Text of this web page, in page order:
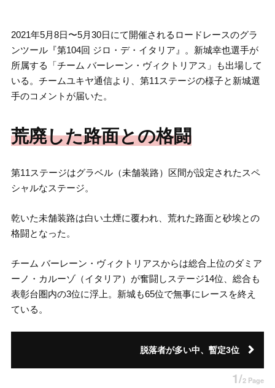
2021年5月8日〜5月30日にて開催されるロードレースのグラ
ンツール『第104回 ジロ・デ・イタリア』。新城幸也選手が
所属する「チーム バーレーン・ヴィクトリアス」も出場して
いる。チームユキヤ通信より、第11ステージの様子と新城選
手のコメントが届いた。
荒廃した路面との格闘
第11ステージはグラベル（未舗装路）区間が設定されたスペ
シャルなステージ。
乾いた未舗装路は白い土煙に覆われ、荒れた路面と砂埃との
格闘となった。
チーム バーレーン・ヴィクトリアスからは総合上位のダミア
ーノ・カルーゾ（イタリア）が奮闘しステージ14位、総合も
表彰台圏内の3位に浮上。新城も65位で無事にレースを終え
ている。
脱落者が多い中、暫定3位
1/2 Page